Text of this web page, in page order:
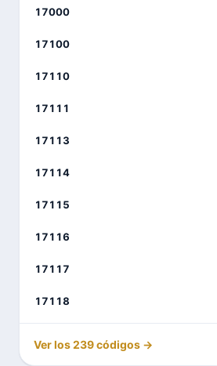
17000
17100
17110
17111
17113
17114
17115
17116
17117
17118
Ver los 239 códigos →